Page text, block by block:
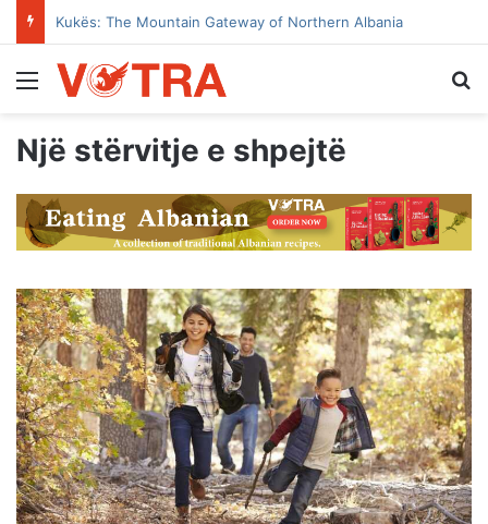
Kukës: The Mountain Gateway of Northern Albania
Menu
Një stërvitje e shpejtë